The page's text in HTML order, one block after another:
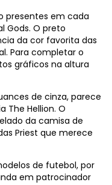
presentes em cada
Gods. O preto
da cor favorita das
Para completar o
gráficos na altura
de cinza, parece
The Hellion. O
da camisa de
Priest que merece
de futebol, por
em patrocinador